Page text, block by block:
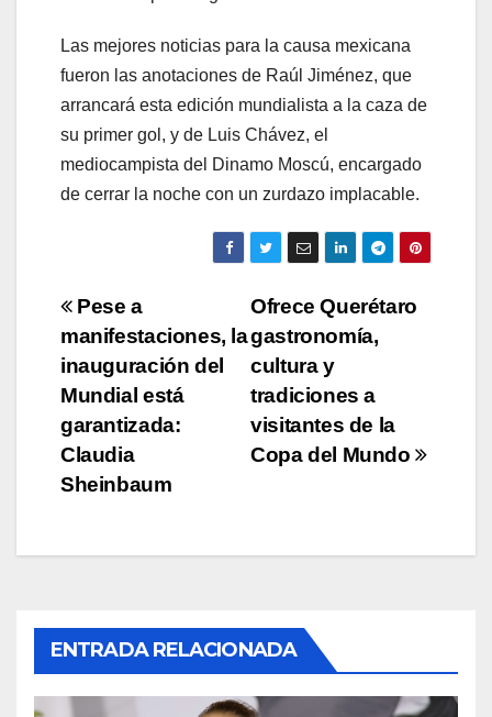
Las mejores noticias para la causa mexicana
fueron las anotaciones de Raúl Jiménez, que
arrancará esta edición mundialista a la caza de
su primer gol, y de Luis Chávez, el
mediocampista del Dinamo Moscú, encargado
de cerrar la noche con un zurdazo implacable.
Navegación
de
entradas
Ofrece Querétaro
gastronomía,
cultura y
tradiciones a
visitantes de la
Copa del Mundo
Pese a
manifestaciones, la
inauguración del
Mundial está
garantizada:
Claudia
Sheinbaum
ENTRADA RELACIONADA